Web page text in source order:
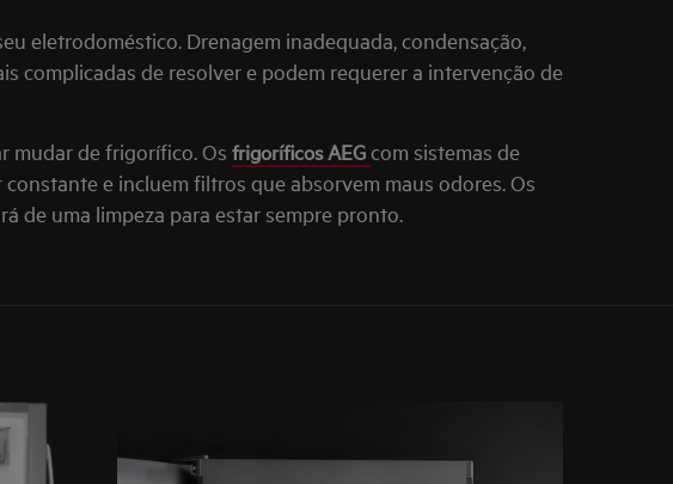
eletrodoméstico. Drenagem inadequada, condensação,
complicadas de resolver e podem requerer a intervenção de
mudar de frigorífico. Os frigoríficos AEGcom sistemas de
e incluem filtros que absorvem maus odores. Os
de uma limpeza para estar sempre pronto.